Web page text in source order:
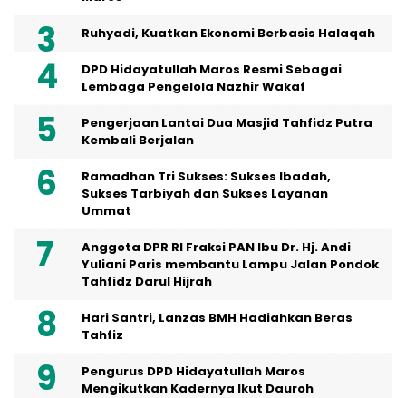
Ruhyadi, Kuatkan Ekonomi Berbasis Halaqah
DPD Hidayatullah Maros Resmi Sebagai
Lembaga Pengelola Nazhir Wakaf
Pengerjaan Lantai Dua Masjid Tahfidz Putra
Kembali Berjalan
Ramadhan Tri Sukses: Sukses Ibadah,
Sukses Tarbiyah dan Sukses Layanan
Ummat
Anggota DPR RI Fraksi PAN Ibu Dr. Hj. Andi
Yuliani Paris membantu Lampu Jalan Pondok
Tahfidz Darul Hijrah
Hari Santri, Lanzas BMH Hadiahkan Beras
Tahfiz
Pengurus DPD Hidayatullah Maros
Mengikutkan Kadernya Ikut Dauroh